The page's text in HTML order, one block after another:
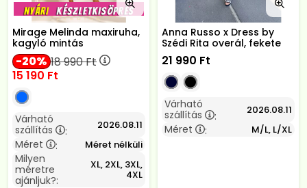
Mirage Melinda maxiruha,
kagyló mintás
20 18 990Ft
15 190 Ft
Várható
szállítás
: 2026.08.11
Méret : Méret nélküli
Milyen
méretre
ajánljuk?:
XL, 2XL, 3XL,
4XL
Anna Russo x Dress by
Szédi Rita overál, fekete
21 990 Ft
Várható
szállítás
: 2026.08.11
Méret : M/L, L/XL